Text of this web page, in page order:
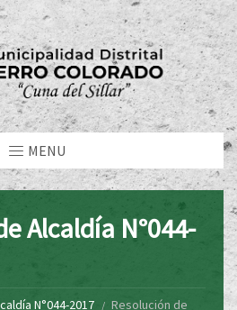
MENU
Alcaldía N°044-
N°044-2017
Resolución de